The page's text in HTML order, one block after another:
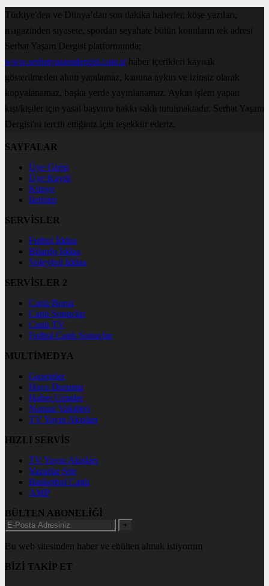
Türkiye'den ve Dünya’dan son dakika haberler, köşe yazıları,
magazinden siyasete, spordan seyahate bütün konuların tek adresi
Serhat Yaşam Dergisi platformunda;
www.serhatyasamdergisi.com.trhaber içerikleri kaynak
gösterilmeden alıntı yapılamaz, kanuna aykırı ve izinsiz olarak
kopyalanamaz, başka yerde yayınlanamaz. Aykırı işlem yapan
kişi/kişiler için yasal başvuru hakkı saklı tutulmaktadır. Serhat Yaşam
Dergisi'ni tercih ettiğiniz için teşekkür ederiz.
SAYFALAR
Üye Girişi
Üye Kaydı
Künye
İletişim
SERVİSLER
Futbol İddaa
Bilardo İddaa
Voleybol İddaa
SERVİSLER 2
Canlı Borsa
Canlı Sonuçlar
Canlı TV
Futbol Canlı Sonuçlar
MULTİMEDYA
Gazeteler
Hava Durumu
Haber Gönder
Namaz Vakitleri
TV Yayın Akışları
HIZLI SERVİS
TV Yayın Akışları
Yazarlar Site
Basketbol Canlı
AMP
BÜLTEN ABONELİĞİ
+
Bu web sitesinden haber ve ebülten almak istiyorum
BİZİ TAKİP ET